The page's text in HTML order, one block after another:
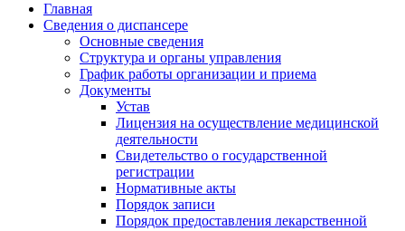
Главная
Сведения о диспансере
Основные сведения
Структура и органы управления
График работы организации и приема
Документы
Устав
Лицензия на осуществление медицинской
деятельности
Свидетельство о государственной
регистрации
Нормативные акты
Порядок записи
Порядок предоставления лекарственной